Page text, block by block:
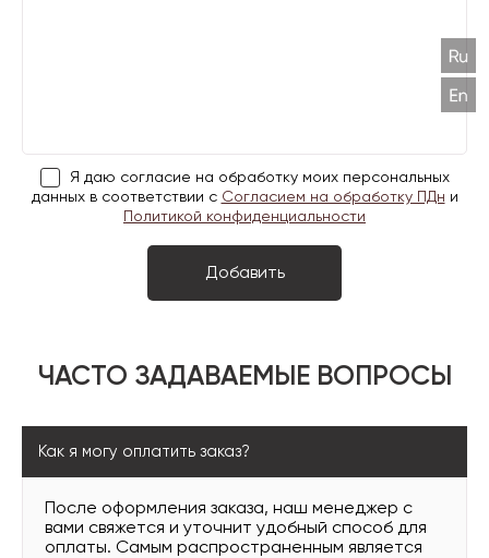
Я даю согласие на обработку моих персональных
данных в соответствии с Согласием на обработку ПДн и
Политикой конфиденциальности
ЧАСТО ЗАДАВАЕМЫЕ ВОПРОСЫ
Как я могу оплатить заказ?
После оформления заказа, наш менеджер с
вами свяжется и уточнит удобный способ для
оплаты. Самым распространенным является